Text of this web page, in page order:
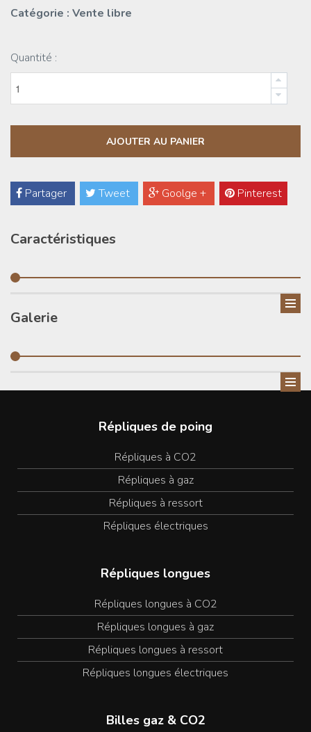
Catégorie : Vente libre
Quantité :
Partager Tweet Goolge + Pinterest
Caractéristiques
Galerie
Répliques de poing
Répliques à CO2
Répliques à gaz
Répliques à ressort
Répliques électriques
Répliques longues
Répliques longues à CO2
Répliques longues à gaz
Répliques longues à ressort
Répliques longues électriques
Billes gaz & CO2